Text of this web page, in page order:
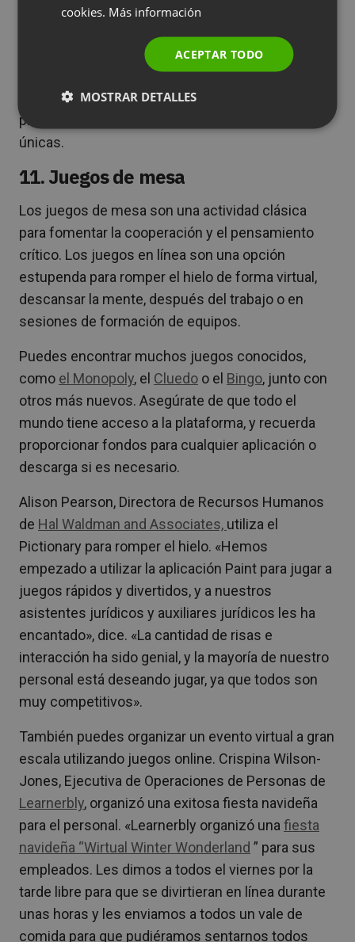
Para su evento virtual, puede llevar a los
el destino de su elección. También puede ponerse
en contacto directamente con el lugar para
preguntar sobre visitas y programas corporativos
privados para adaptar algo a sus necesidades
únicas.
11. Juegos de mesa
Los juegos de mesa son una actividad clásica
para fomentar la cooperación y el pensamiento
crítico. Los juegos en línea son una opción
estupenda para romper el hielo de forma virtual,
descansar la mente, después del trabajo o en
sesiones de formación de equipos.
Puedes encontrar muchos juegos conocidos,
como el Monopoly, el Cluedo o el Bingo, junto con
otros más nuevos. Asegúrate de que todo el
mundo tiene acceso a la plataforma, y recuerda
proporcionar fondos para cualquier aplicación o
descarga si es necesario.
Alison Pearson, Directora de Recursos Humanos
de Hal Waldman and Associates, utiliza el
Pictionary para romper el hielo. «Hemos
empezado a utilizar la aplicación Paint para jugar a
juegos rápidos y divertidos, y a nuestros
asistentes jurídicos y auxiliares jurídicos les ha
encantado», dice. «La cantidad de risas e
interacción ha sido genial, y la mayoría de nuestro
personal está deseando jugar, ya que todos son
muy competitivos».
También puedes organizar un evento virtual a gran
escala utilizando juegos online. Crispina Wilson-
Jones, Ejecutiva de Operaciones de Personas de
Learnerbly, organizó una exitosa fiesta navideña
para el personal. «Learnerbly organizó una fiesta
navideña “Wirtual Winter Wonderland ” para sus
empleados. Les dimos a todos el viernes por la
tarde libre para que se divirtieran en línea durante
unas horas y les enviamos a todos un vale de
comida para que pudiéramos sentarnos todos
RUSSIAN
SPANISH
cookies. Más información
ACEPTAR TODO
MOSTRAR DETALLES